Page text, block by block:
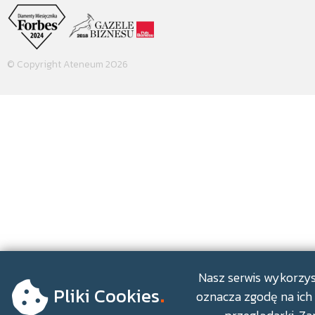
© Copyright Ateneum 2026
Pliki Cookies.
Nasz serwis
oznacza zgodę na